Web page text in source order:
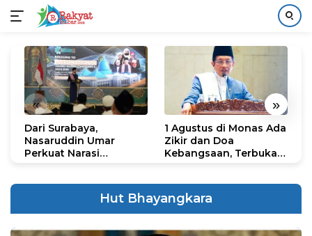
konten
« »
Dari Surabaya,
Nasaruddin Umar
Perkuat Narasi
1 Agustus di Monas Ada
Zikir dan Doa
Kebangsaan, Terbuka
Hut Bhayangkara